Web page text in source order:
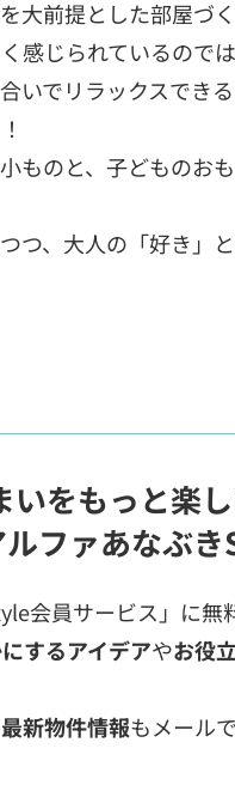
大前提とした部屋づ
感じられているので
いでリラックスでき
ものと、子どものお
つ、大人の「好き」
いをもっと楽
ファあなぶ
会員サービス」に無
するアイデアやお役
新物件情報もメール